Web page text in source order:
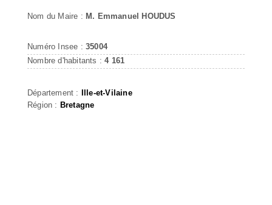
Nom du Maire : M. Emmanuel HOUDUS
Numéro Insee : 35004
Nombre d'habitants :4 161
Département : Ille-et-Vilaine
Région : Bretagne